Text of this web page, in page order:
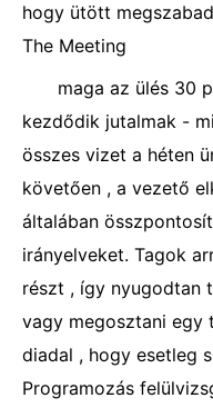
hogy ütött
The Meeting
maga az ülés 30
kezdődik jutalmak -
összes vizet a héten
követően , a vezető
általában
irányelveket. Tagok
részt , így nyugodtan
vagy megosztani egy
diadal , hogy esetleg
Programozás